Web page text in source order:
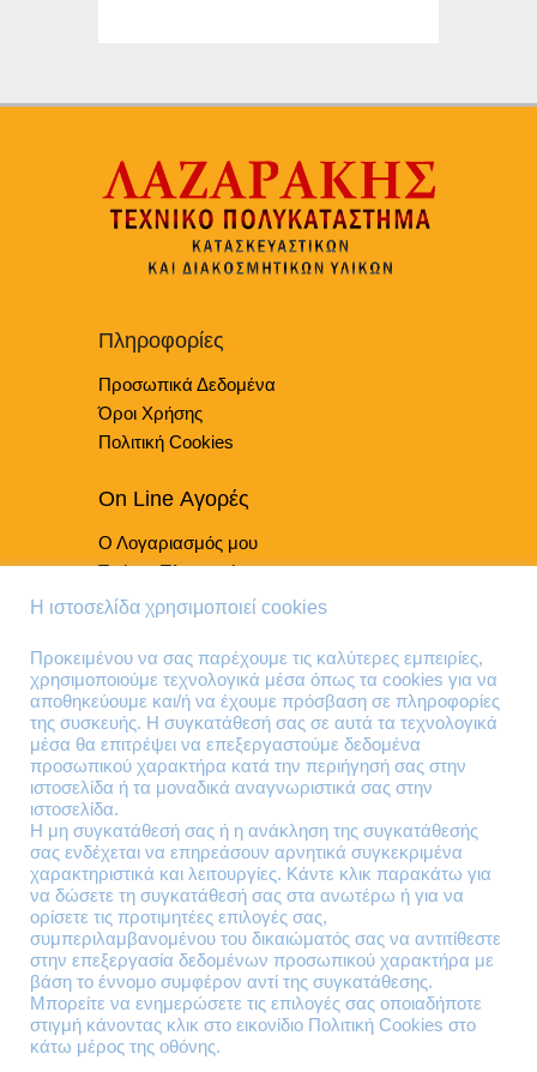
Πληροφορίες
Προσωπικά Δεδομένα
Όροι Χρήσης
Πολιτική Cookies
On Line Αγορές
Ο Λογαριασμός μου
Τρόποι Πληρωμής
Τρόποι Παράδοσης
Τηλέφωνα Επικοινωνίας
210 41 13 636
210 41 13 280
Διεύθυνση
Θηβών 220
Άγιος Ιωάννης
Ρέντης
Τ.Κ. 182 33
Email
contact@lazarakis.gr
Η ιστοσελίδα χρησιμοποιεί cookies
Προκειμένου να σας παρέχουμε τις καλύτερες εμπειρίες,
χρησιμοποιούμε τεχνολογικά μέσα όπως τα cookies για να
αποθηκεύουμε και/ή να έχουμε πρόσβαση σε πληροφορίες
της συσκευής. Η συγκατάθεσή σας σε αυτά τα τεχνολογικά
μέσα θα επιτρέψει να επεξεργαστούμε δεδομένα
προσωπικού χαρακτήρα κατά την περιήγησή σας στην
ιστοσελίδα ή τα μοναδικά αναγνωριστικά σας στην
ιστοσελίδα.
Η μη συγκατάθεσή σας ή η ανάκληση της συγκατάθεσής
σας ενδέχεται να επηρεάσουν αρνητικά συγκεκριμένα
χαρακτηριστικά και λειτουργίες. Κάντε κλικ παρακάτω για
να δώσετε τη συγκατάθεσή σας στα ανωτέρω ή για να
ορίσετε τις προτιμητέες επιλογές σας,
συμπεριλαμβανομένου του δικαιώματός σας να αντιτίθεστε
στην επεξεργασία δεδομένων προσωπικού χαρακτήρα με
βάση το έννομο συμφέρον αντί της συγκατάθεσης.
Μπορείτε να ενημερώσετε τις επιλογές σας οποιαδήποτε
στιγμή κάνοντας κλικ στο εικονίδιο Πολιτική Cookies στο
κάτω μέρος της οθόνης.